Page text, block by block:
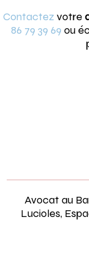
Contactez votre
86 79 39 69 ou
Avocat au
Lucioles,